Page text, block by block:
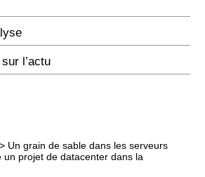
l’actu
> Un grain de sable dans les serveurs
un projet de datacenter dans la